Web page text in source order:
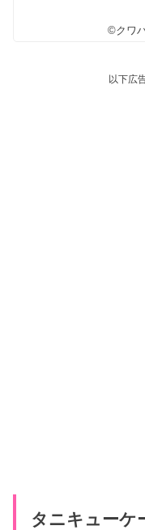
©クワ
以下広
タニキューケ